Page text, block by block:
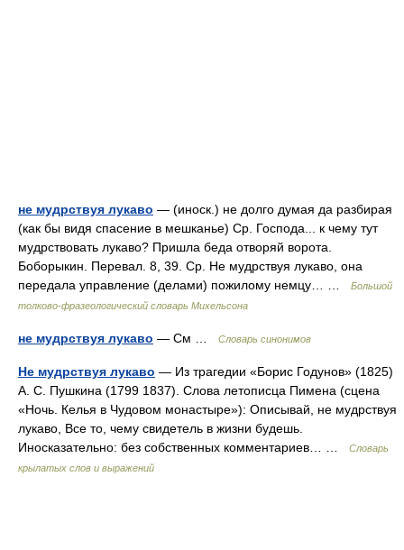
не мудрствуя лукаво — (иноск.) не долго думая да разбирая
(как бы видя спасение в мешканье) Ср. Господа... к чему тут
мудрствовать лукаво? Пришла беда отворяй ворота.
Боборыкин. Перевал. 8, 39. Ср. Не мудрствуя лукаво, она
передала управление (делами) пожилому немцу… …
Большой
толково-фразеологический словарь Михельсона
не мудрствуя лукаво — См … Словарь синонимов
Не мудрствуя лукаво — Из трагедии «Борис Годунов» (1825)
А. С. Пушкина (1799 1837). Слова летописца Пимена (сцена
«Ночь. Келья в Чудовом монастыре»): Описывай, не мудрствуя
лукаво, Все то, чему свидетель в жизни будешь.
Иносказательно: без собственных комментариев… …
Словарь
крылатых слов и выражений